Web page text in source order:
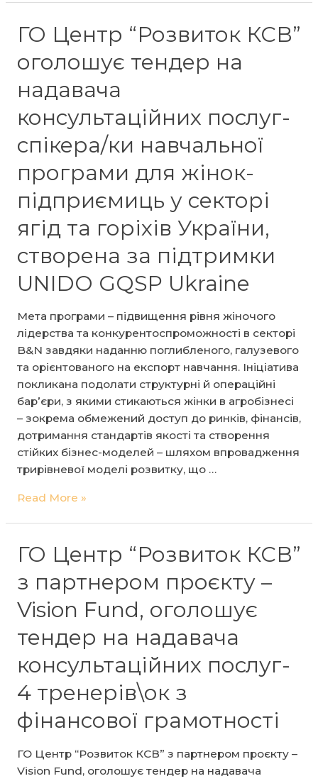
КСВ”
оголошує
пошук
постачальника-
тренер/
ка
для
партнерів
гендерних
аспектів
даних
ГО Центр “Розвиток КСВ”
оголошує тендер на
надавача
консультаційних послуг-
спікера/ки навчальної
програми для жінок-
підприємиць у секторі
ягід та горіхів України,
створена за підтримки
UNIDO GQSP Ukraine
Мета програми – підвищення рівня жіночого
лідерства та конкурентоспроможності в секторі
B&N завдяки наданню поглибленого, галузевого
та орієнтованого на експорт навчання. Ініціатива
покликана подолати структурні й операційні
бар’єри, з якими стикаються жінки в агробізнесі
– зокрема обмежений доступ до ринків, фінансів,
дотримання стандартів якості та створення
стійких бізнес-моделей – шляхом впровадження
трирівневої моделі розвитку, що …
ГО
КСВ”
оголошує
тендер
надавача
консультаційних
послуг-
спікера/
ки
навчальної
програми
для
жінок-
підприємиць
Read More »
ГО Центр “Розвиток КСВ”
з партнером проєкту –
Vision Fund, оголошує
тендер на надавача
консультаційних послуг-
4 тренерів\ок з
фінансової грамотності
ГО Центр “Розвиток КСВ” з партнером проєкту –
Vision Fund, оголошує тендер на надавача